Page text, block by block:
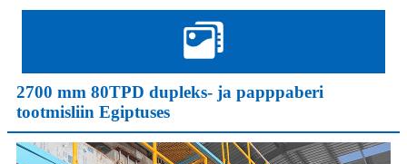
2700 mm 80TPD dupleks- ja papppaberi
tootmisliin Egiptuses